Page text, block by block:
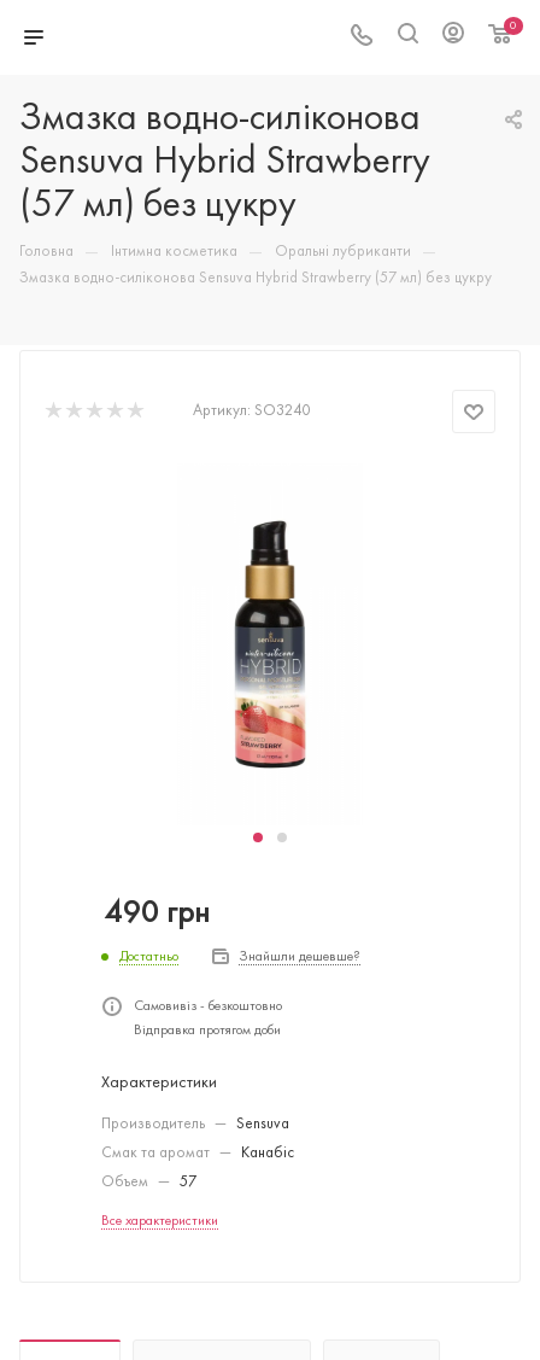
0
Змазка водно-силіконова
Sensuva Hybrid Strawberry
(57 мл) без цукру
Головна — Інтимна косметика — Оральні лубриканти —
Змазка водно-силіконова Sensuva Hybrid Strawberry (57 мл) без цукру
Артикул: SO3240
490 грн
Достатньо Знайшли дешевше?
Самовивіз - безкоштовно
Відправка протягом доби
Характеристики
Производитель —
Sensuva
Смак та аромат
—
Канабіс
Объем
— 57
Все характеристики